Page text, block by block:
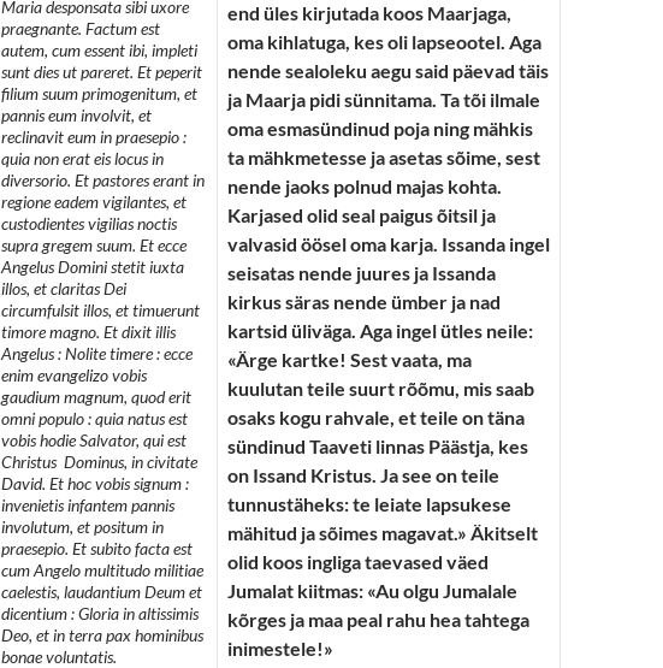
Maria desponsata sibi uxore
praegnante. Factum est
autem, cum essent ibi, impleti
sunt dies ut pareret. Et peperit
filium suum primogenitum, et
pannis eum involvit, et
reclinavit eum in praesepio :
quia non erat eis locus in
diversorio. Et pastores erant in
regione eadem vigilantes, et
custodientes vigilias noctis
supra gregem suum. Et ecce
Angelus Domini stetit iuxta
illos, et claritas Dei
circumfulsit illos, et timuerunt
timore magno. Et dixit illis
Angelus : Nolite timere : ecce
enim evangelizo vobis
gaudium magnum, quod erit
omni populo : quia natus est
vobis hodie Salvator, qui est
Christus Dominus, in civitate
David. Et hoc vobis signum :
invenietis infantem pannis
involutum, et positum in
praesepio. Et subito facta est
cum Angelo multitudo militiae
caelestis, laudantium Deum et
dicentium : Gloria in altissimis
Deo, et in terra pax hominibus
bonae voluntatis.
end üles kirjutada koos Maarjaga,
oma kihlatuga, kes oli lapseootel. Aga
nende sealoleku aegu said päevad täis
ja Maarja pidi sünnitama. Ta tõi ilmale
oma esmasündinud poja ning mähkis
ta mähkmetesse ja asetas sõime, sest
nende jaoks polnud majas kohta.
Karjased olid seal paigus õitsil ja
valvasid öösel oma karja. Issanda ingel
seisatas nende juures ja Issanda
kirkus säras nende ümber ja nad
kartsid üliväga. Aga ingel ütles neile:
«Ärge kartke! Sest vaata, ma
kuulutan teile suurt rõõmu, mis saab
osaks kogu rahvale, et teile on täna
sündinud Taaveti linnas Päästja, kes
on Issand Kristus. Ja see on teile
tunnustäheks: te leiate lapsukese
mähitud ja sõimes magavat.» Äkitselt
olid koos ingliga taevased väed
Jumalat kiitmas: «Au olgu Jumalale
kõrges ja maa peal rahu hea tahtega
inimestele!»